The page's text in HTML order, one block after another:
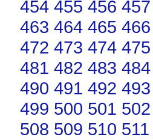
454 455 456 457
463 464 465 466
472 473 474 475
481 482 483 484
490 491 492 493
499 500 501 502
508 509 510 511